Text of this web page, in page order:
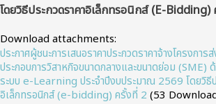
โดยวิธีประกวดราคาอิเล็กทรอนิกส์ (e-Bidding)
Download attachments:
ประกาศผู้ชนะการเสนอราคาประกวดราคาจ้างโครงกา
ประกอบการวิสาหกิจขนาดกลางและขนาดย่อม (SME)
ระบบ e-Learning ประจำปีงบประมาณ 2569 โดยวิธี
อิเล็กทรอนิกส์ (e-bidding) ครั้งที่ 2 (53